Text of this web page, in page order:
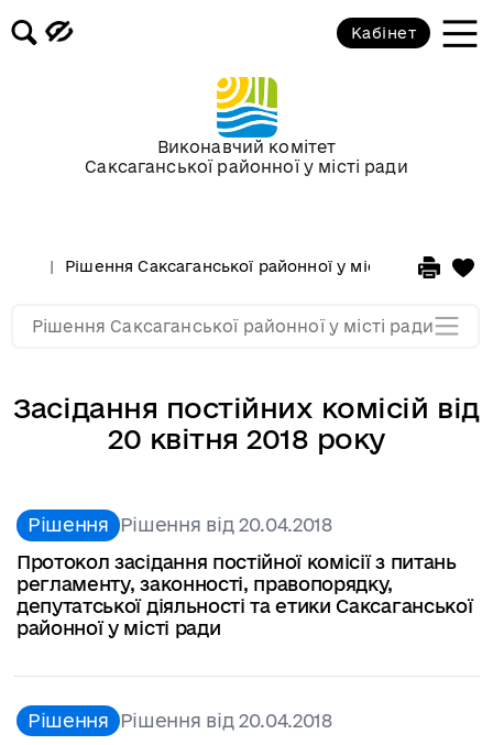
Виконавчий комітет
Саксаганської районної у місті ради
Кабінет
Рішення Саксаганської районної у місті ради
Засідання постійних комісій від
20 квітня 2018 року
Рішення Рішення від 20.04.2018
Протокол засідання постійної комісії з питань
регламенту, законності, правопорядку,
депутатської діяльності та етики Саксаганської
районної у місті ради
Рішення Рішення від 20.04.2018
Рішення Саксаганської районної у місті ради
Сесії у 2012 році